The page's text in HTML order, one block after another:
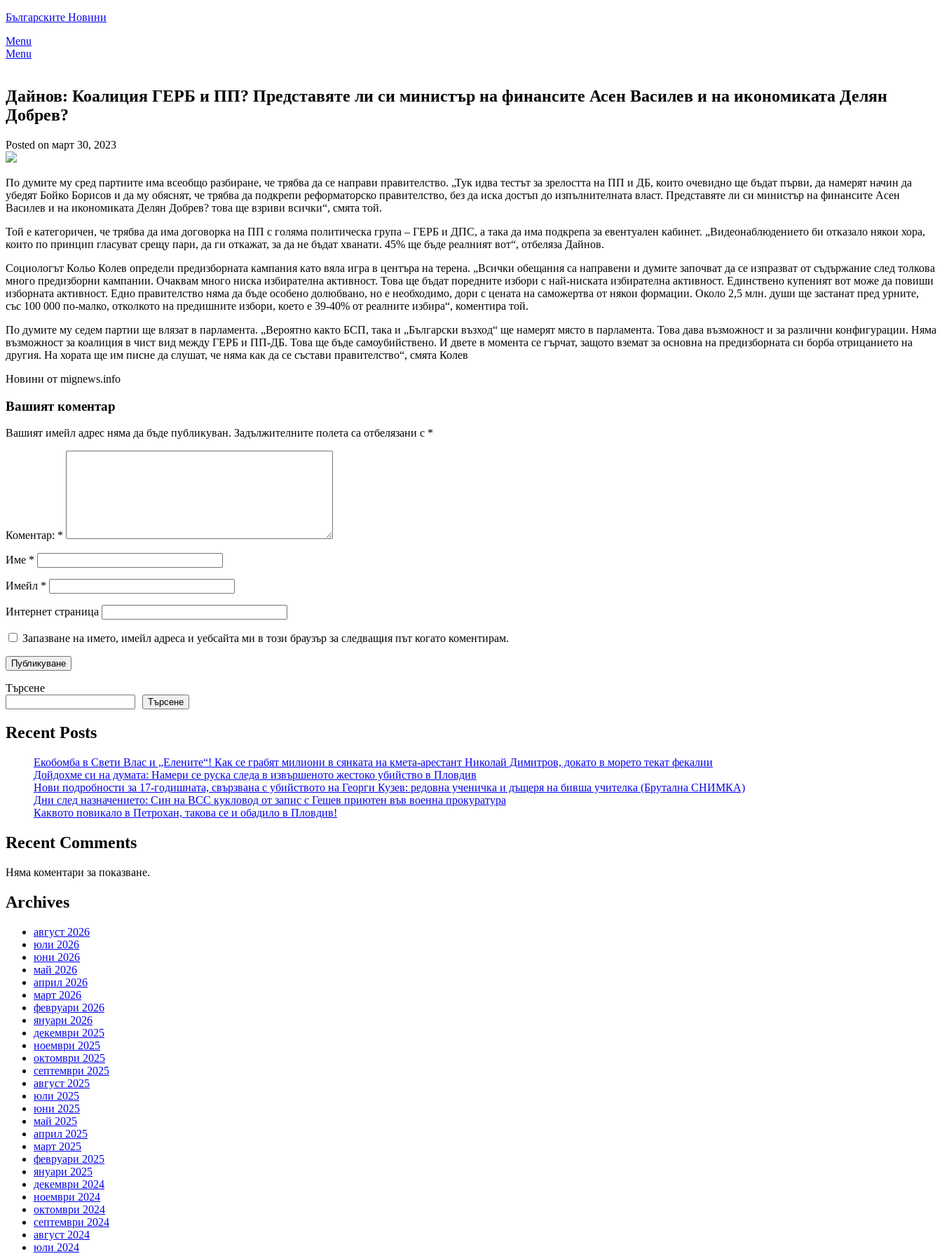
Skip
content
Българските Новини
Menu
Menu
Дайнов: Коалиция ГЕРБ и ПП? Представяте ли си министър на финансите Асен Василев и на икономиката Делян
Добрев?
Posted on март 30, 2023
По думите му сред партиите има всеобщо разбиране, че трябва да се направи правителство. „Тук идва тестът за зрелостта на ПП и ДБ, които очевидно ще бъдат първи, да намерят начин да
убедят Бойко Борисов и да му обяснят, че трябва да подкрепи реформаторско правителство, без да иска достъп до изпълнителната власт. Представяте ли си министър на финансите Асен
Василев и на икономиката Делян Добрев? това ще взриви всички“, смята той.
Той е категоричен, че трябва да има договорка на ПП с голяма политическа група – ГЕРБ и ДПС, а така да има подкрепа за евентуален кабинет. „Видеонаблюдението би отказало някои хора,
които по принцип гласуват срещу пари, да ги откажат, за да не бъдат хванати. 45% ще бъде реалният вот“, отбеляза Дайнов.
Социологът Кольо Колев определи предизборната кампания като вяла игра в центъра на терена. „Всички обещания са направени и думите започват да се изпразват от съдържание след толкова
много предизборни кампании. Очаквам много ниска избирателна активност. Това ще бъдат поредните избори с най-ниската избирателна активност. Единствено купеният вот може да повиши
изборната активност. Едно правителство няма да бъде особено долюбвано, но е необходимо, дори с цената на саможертва от някои формации. Около 2,5 млн. души ще застанат пред урните,
със 100 000 по-малко, отколкото на предишните избори, което е 39-40% от реалните избира“, коментира той.
По думите му седем партии ще влязат в парламента. „Вероятно както БСП, така и „Български възход“ ще намерят място в парламента. Това дава възможност и за различни конфигурации. Няма
възможност за коалиция в чист вид между ГЕРБ и ПП-ДБ. Това ще бъде самоубийствено. И двете в момента се гърчат, защото вземат за основна на предизборната си борба отрицанието на
другия. На хората ще им писне да слушат, че няма как да се състави правителство“, смята Колев
Новини от mignews.info
Вашият коментар
Вашият имейл адрес няма да бъде публикуван. Задължителните полета са отбелязани с *
Коментар: *
Име *
Имейл *
Интернет страница
Запазване на името, имейл адреса и уебсайта ми в този браузър за следващия път когато коментирам.
Търсене
Търсене
Recent Posts
Екобомба в Свети Влас и „Елените“! Как се грабят милиони в сянката на кмета-арестант Николай Димитров, докато в морето текат фекалии
Дойдохме си на думата: Намери се руска следа в извършеното жестоко убийство в Пловдив
Нови подробности за 17-годишната, свързвана с убийството на Георги Кузев: редовна ученичка и дъщеря на бивша учителка (Брутална СНИМКА)
Дни след назначението: Син на ВСС кукловод от запис с Гешев приютен във военна прокуратура
Каквото повикало в Петрохан, такова се и обадило в Пловдив!
Recent Comments
Няма коментари за показване.
Archives
август 2026
юли 2026
юни 2026
май 2026
април 2026
март 2026
февруари 2026
януари 2026
декември 2025
ноември 2025
октомври 2025
септември 2025
август 2025
юли 2025
юни 2025
май 2025
април 2025
март 2025
февруари 2025
януари 2025
декември 2024
ноември 2024
октомври 2024
септември 2024
август 2024
юли 2024